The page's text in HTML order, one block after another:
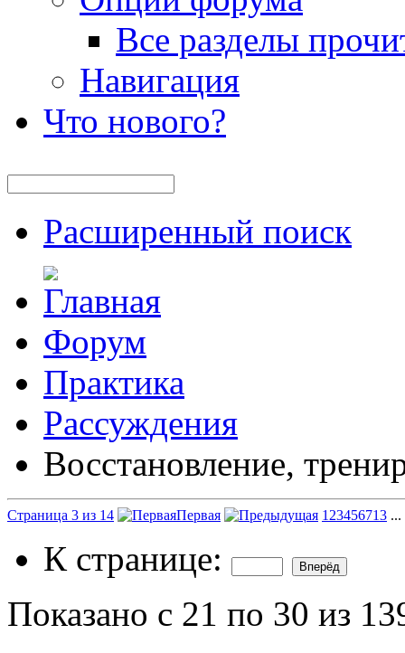
Все разделы
Навигация
Что нового?
Расширенный поиск
Форум
Практика
Рассуждения
Восстановление,
Страница 3 из 14 Первая 1 23456713 ...
К странице:
Показано с 21 по 30 из